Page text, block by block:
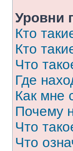
Уровни
Кто
Кто
Что
Где
Как мне
Почему
Что
Что